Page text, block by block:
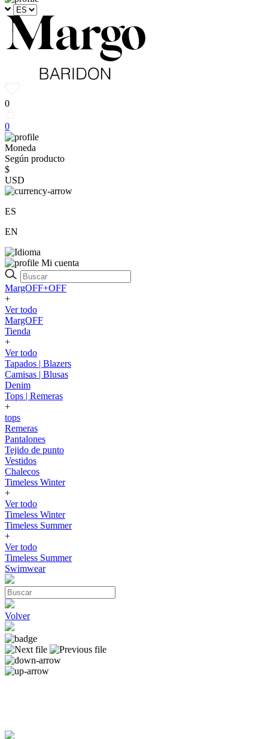
0
0
Moneda
Según producto
$
USD
ES
EN
Mi cuenta
MargOFF+OFF
+
Ver todo
MargOFF
Tienda
+
Ver todo
Tapados | Blazers
Camisas | Blusas
Denim
Tops | Remeras
+
tops
Remeras
Pantalones
Tejido de punto
Vestidos
Chalecos
Timeless Winter
+
Ver todo
Timeless Winter
Timeless Summer
+
Ver todo
Timeless Summer
Swimwear
Volver